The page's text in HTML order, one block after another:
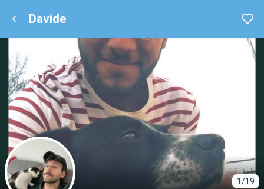
Davide
1/19
D